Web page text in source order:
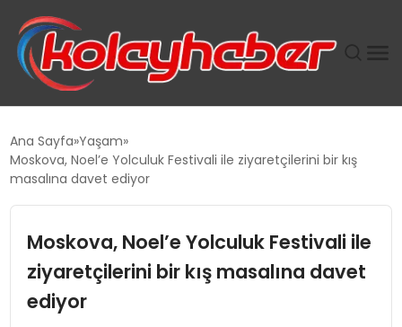
SUWEN’IN İSTIHDAM MODELI EKONOMIDE KADIN
TANYER YAPI ZEMIN MÜHENDISLIĞINDE HEDEF
BÜYÜTTÜ
TOROSLAR’DA PAZAR GERGİNLİĞİ!
Ana Sayfa Yaşam
Moskova, Noel’e Yolculuk Festivali ile ziyaretçilerini bir kış
masalına davet ediyor
Moskova, Noel’e Yolculuk Festivali ile
ziyaretçilerini bir kış masalına davet
ediyor